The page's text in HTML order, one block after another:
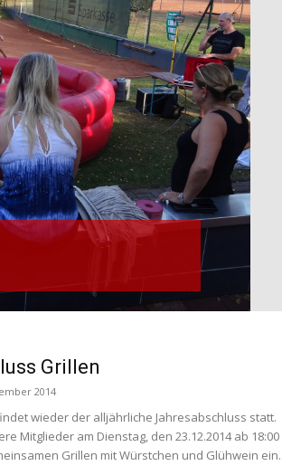
Weiss
Dinslaken
Grillen
2014
wieder der alljährliche Jahresabschluss statt.
Mitglieder am Dienstag, den 23.12.2014 ab 18:00
Grillen mit Würstchen und Glühwein ein.